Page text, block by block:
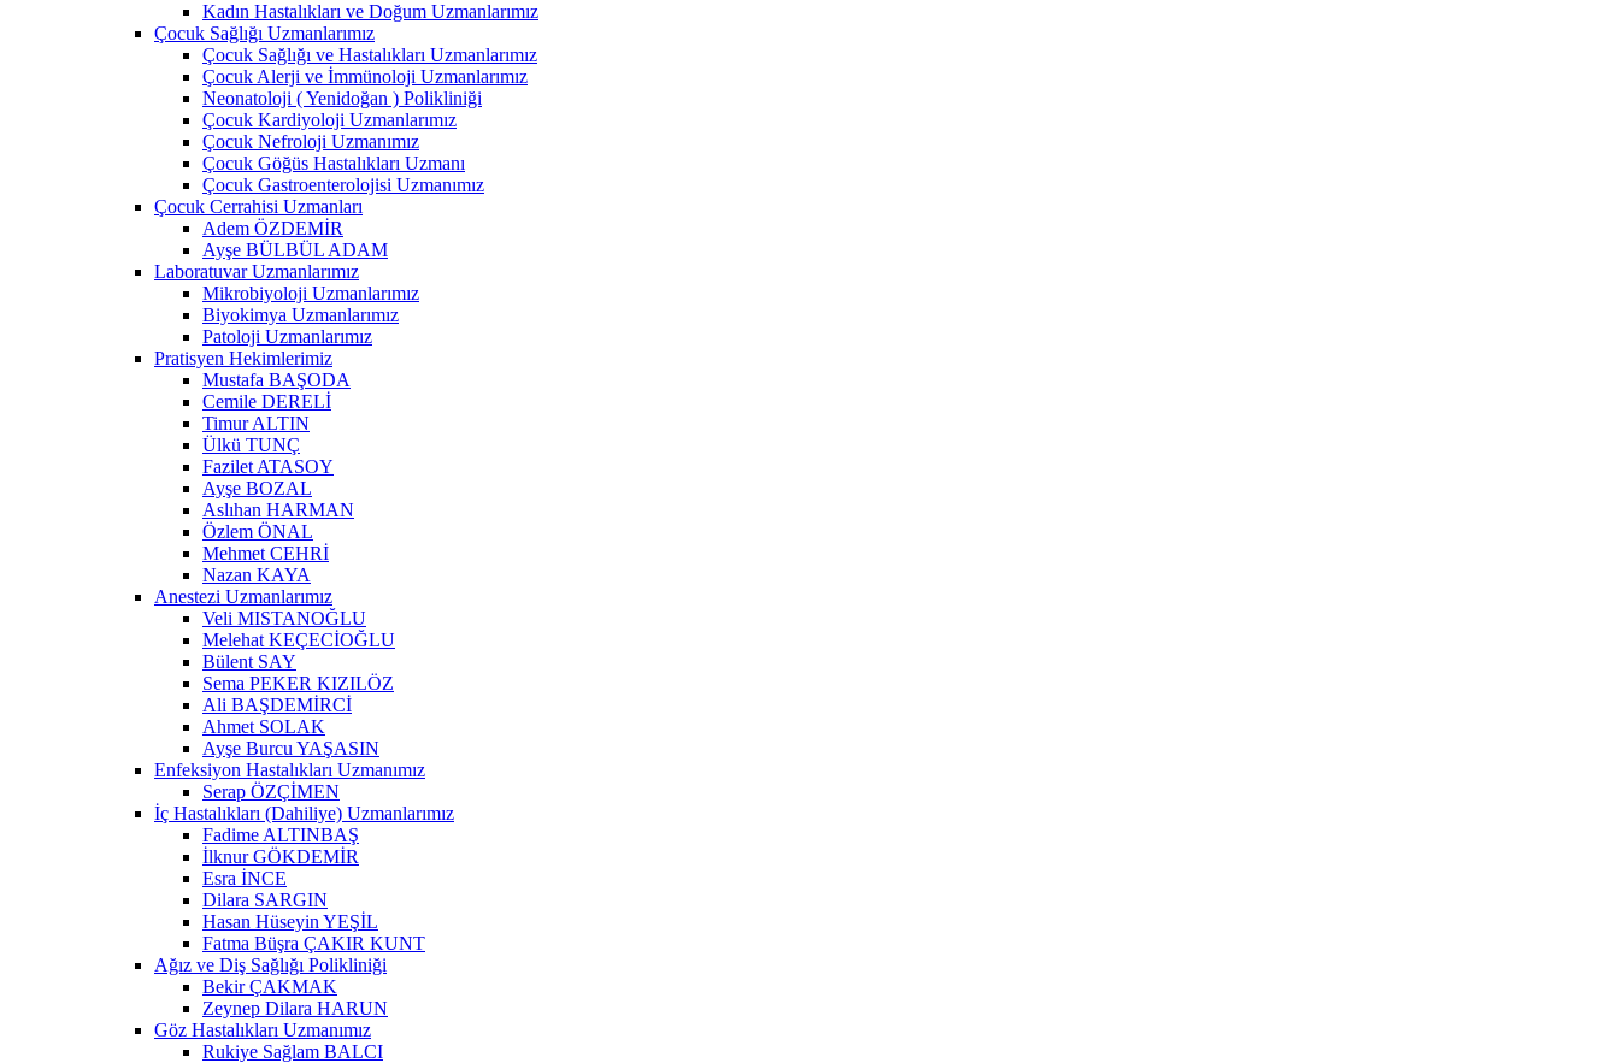
Kadın Hastalıkları ve Doğum Uzmanlarımız
Çocuk Sağlığı Uzmanlarımız
Çocuk Sağlığı ve Hastalıkları Uzmanlarımız
Çocuk Alerji ve İmmünoloji Uzmanlarımız
Neonatoloji ( Yenidoğan ) Polikliniği
Çocuk Kardiyoloji Uzmanlarımız
Çocuk Nefroloji Uzmanımız
Çocuk Göğüs Hastalıkları Uzmanı
Çocuk Gastroenterolojisi Uzmanımız
Çocuk Cerrahisi Uzmanları
Adem ÖZDEMİR
Ayşe BÜLBÜL ADAM
Laboratuvar Uzmanlarımız
Mikrobiyoloji Uzmanlarımız
Biyokimya Uzmanlarımız
Patoloji Uzmanlarımız
Pratisyen Hekimlerimiz
Mustafa BAŞODA
Cemile DERELİ
Timur ALTIN
Ülkü TUNÇ
Fazilet ATASOY
Ayşe BOZAL
Aslıhan HARMAN
Özlem ÖNAL
Mehmet CEHRİ
Nazan KAYA
Anestezi Uzmanlarımız
Veli MISTANOĞLU
Melehat KEÇECİOĞLU
Bülent SAY
Sema PEKER KIZILÖZ
Ali BAŞDEMİRCİ
Ahmet SOLAK
Ayşe Burcu YAŞASIN
Enfeksiyon Hastalıkları Uzmanımız
Serap ÖZÇİMEN
İç Hastalıkları (Dahiliye) Uzmanlarımız
Fadime ALTINBAŞ
İlknur GÖKDEMİR
Esra İNCE
Dilara SARGIN
Hasan Hüseyin YEŞİL
Fatma Büşra ÇAKIR KUNT
Ağız ve Diş Sağlığı Polikliniği
Bekir ÇAKMAK
Zeynep Dilara HARUN
Göz Hastalıkları Uzmanımız
Rukiye Sağlam BALCI